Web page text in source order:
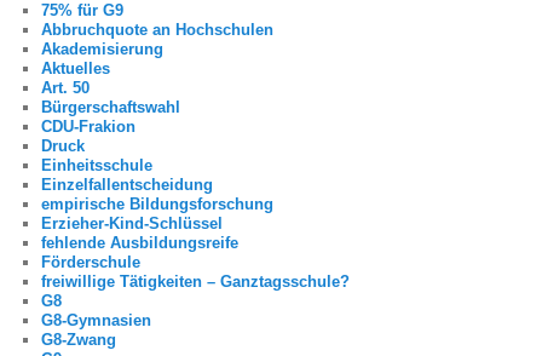
75% für G9
Abbruchquote an Hochschulen
Akademisierung
Aktuelles
Art. 50
Bürgerschaftswahl
CDU-Frakion
Druck
Einheitsschule
Einzelfallentscheidung
empirische Bildungsforschung
Erzieher-Kind-Schlüssel
fehlende Ausbildungsreife
Förderschule
freiwillige Tätigkeiten – Ganztagsschule?
G8
G8-Gymnasien
G8-Zwang